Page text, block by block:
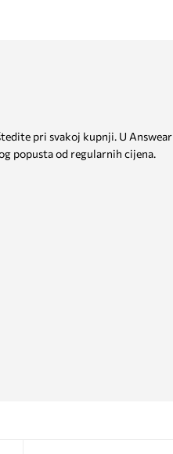
pri svakoj kupnji. U Answear
popusta od regularnih cijena.